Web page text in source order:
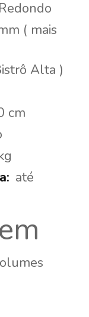
( mais
Alta )
cm
até